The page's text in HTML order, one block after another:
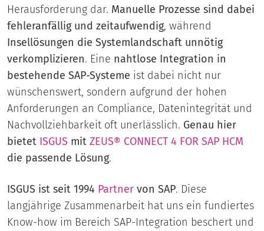
Herausforderung dar. Manuelle Prozesse sind dabei
fehleranfällig und zeitaufwendig, während
Insellösungen die Systemlandschaft unnötig
verkomplizieren. Eine nahtlose Integration in
bestehende SAP-Systeme ist dabei nicht nur
wünschenswert, sondern aufgrund der hohen
Anforderungen an Compliance, Datenintegrität und
Nachvollziehbarkeit oft unerlässlich. Genau hier
bietet ISGUS mit ZEUS® CONNECT 4 FOR SAP HCM
die passende Lösung.
ISGUS ist seit 1994 Partner von SAP. Diese
langjährige Zusammenarbeit hat uns ein fundiertes
Know-how im Bereich SAP-Integration beschert und